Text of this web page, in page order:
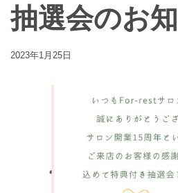
抽選会のお
2023年1月25日